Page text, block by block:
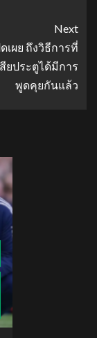
Next
เผย ถึงวิธีการที่
ยประตูได้มีการ
พูดคุยกันแล้ว